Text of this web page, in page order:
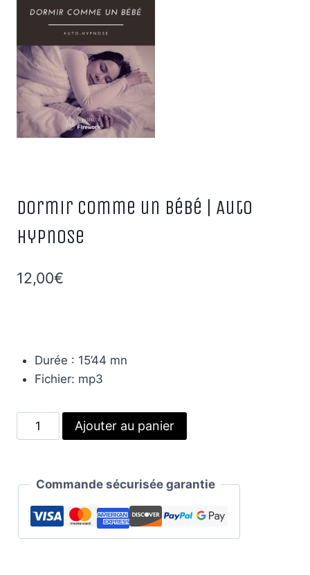
Dormir comme un bébé | Auto
hypnose
12,00€
Durée : 15’44 mn
Fichier: mp3
quantité
de
comme
bébé
Ajouter au panier
Commande sécurisée garantie